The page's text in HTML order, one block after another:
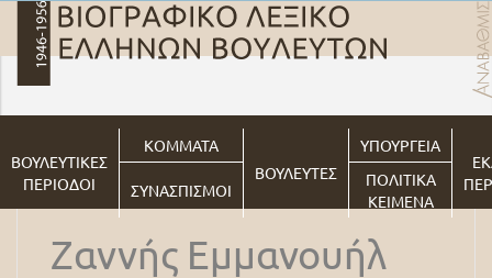
ΒΟΥΛΕΥΤΙΚΕΣ
ΠΕΡΙΟΔΟΙ
ΚΟΜΜΑΤΑ
ΒΟΥΛΕΥΤΕΣ
ΥΠΟΥΡΓΕΙΑ
ΣΥΝΑΣΠΙΣΜΟΙ
ΠΟΛΙΤΙΚΑ
ΚΕΙΜΕΝΑ
Ζαννής Εμμανουήλ